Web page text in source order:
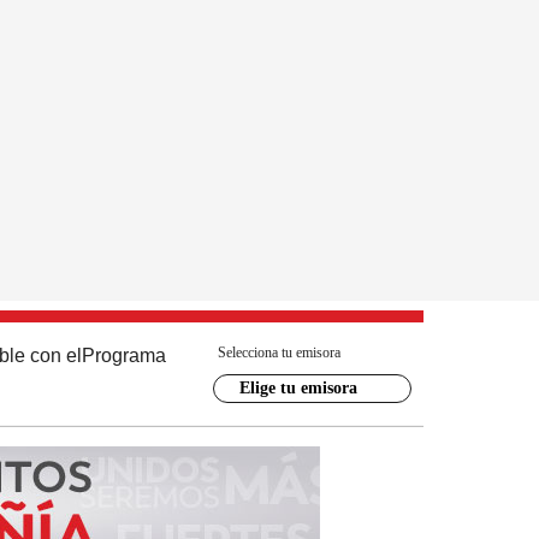
con el Programa Selecciona tu emisora
Elige tu emisora